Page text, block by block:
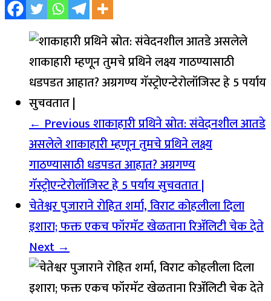
← Previousशाकाहारी प्रथिने स्रोत: संवेदनशील आतडे
असलेले शाकाहारी म्हणून तुमचे प्रथिने लक्ष्य
गाठण्यासाठी धडपडत आहात? अग्रगण्य
गॅस्ट्रोएन्टेरोलॉजिस्ट हे 5 पर्याय सुचवतात |
चेतेश्वर पुजाराने रोहित शर्मा, विराट कोहलीला दिला
इशारा; फक्त एकच फॉरमॅट खेळताना रिॲलिटी चेक देते
Next →